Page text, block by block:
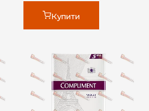
Купити